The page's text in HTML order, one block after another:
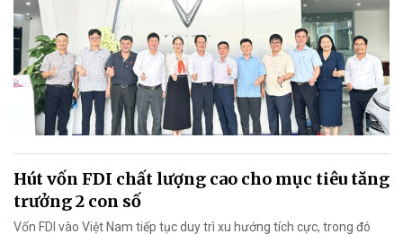
Hút vốn FDI chất lượng cao cho mục tiêu tăng
trưởng 2 con số
Vốn FDI vào Việt Nam tiếp tục duy trì xu hướng tích cực, trong đó